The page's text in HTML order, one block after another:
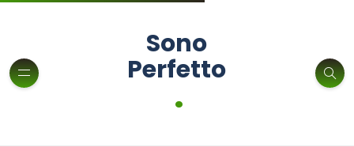
Sono
Perfetto
.